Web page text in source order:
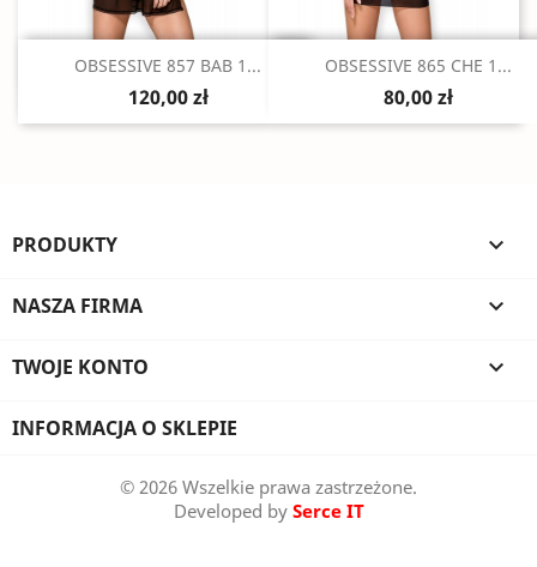
Szybki podgląd
OBSESSIVE 857 BAB 1...
120,00 zł
Szybki podgląd
OBSESSIVE 865 CHE 1...
80,00 zł
PRODUKTY 
NASZA FIRMA 
TWOJE KONTO 
INFORMACJA O SKLEPIE
© 2026 Wszelkie prawa zastrzeżone.
Developed by Serce IT